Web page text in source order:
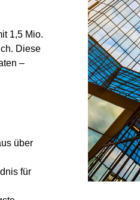
1,5 Mio.
Diese
–
über
für